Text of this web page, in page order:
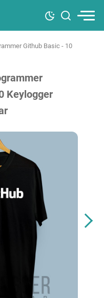
Github Basic - 10
Keylogger